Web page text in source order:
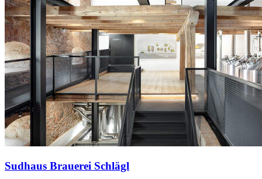
Sudhaus Brauerei Schlägl